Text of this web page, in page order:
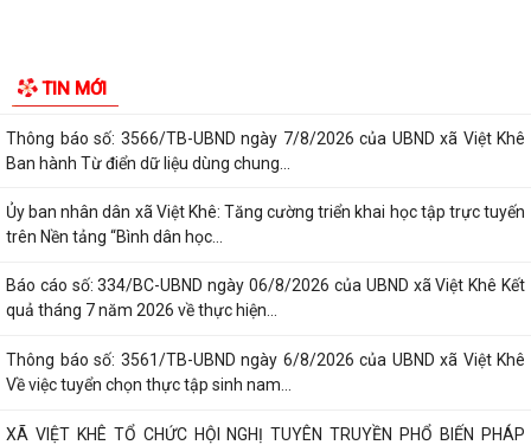
TIN MỚI
Khê Niêm yết về việc ủy quyền cho Giám...
Khế hoạch số: 262/KH-UBND ngày 07/8/2026 của UBND xã Việt Khê
Triển khai giải quyết thủ tục hành...
Thông báo số: 3565/TB-UBND ngày 7/8/2026 của UBND xã Việt Khê
Ban hành bổ sung, sửa đổi mã định...
Thông báo số: 3566/TB-UBND ngày 7/8/2026 của UBND xã Việt Khê
Ban hành Từ điển dữ liệu dùng chung...
Ủy ban nhân dân xã Việt Khê: Tăng cường triển khai học tập trực tuyến
trên Nền tảng “Bình dân học...
Báo cáo số: 334/BC-UBND ngày 06/8/2026 của UBND xã Việt Khê Kết